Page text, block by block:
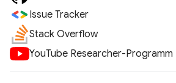
Issue Tracker
Stack Overflow
YouTube Researcher-Programm